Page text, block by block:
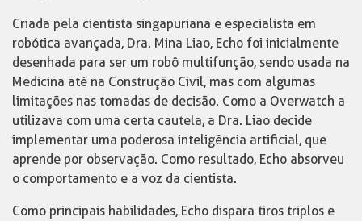
Criada pela cientista singapuriana e especialista em
robótica avançada, Dra. Mina Liao, Echo foi inicialmente
desenhada para ser um robô multifunção, sendo usada na
Medicina até na Construção Civil, mas com algumas
limitações nas tomadas de decisão. Como a Overwatch a
utilizava com uma certa cautela, a Dra. Liao decide
implementar uma poderosa inteligência artificial, que
aprende por observação. Como resultado, Echo absorveu
o comportamento e a voz da cientista.
Como principais habilidades, Echo dispara tiros triplos e